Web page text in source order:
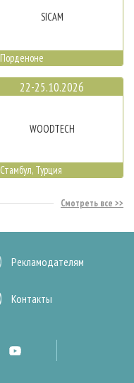
SICAM
Порденоне
22-25.10.2026
WOODTECH
Стамбул, Турция
Смотреть все
Рекламодателям
Контакты